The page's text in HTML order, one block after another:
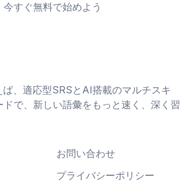
今すぐ無料で始めよう
、適応型SRSとAI搭載のマルチスキ
ドで、新しい語彙をもっと速く、深く習
お問い合わせ
プライバシーポリシー